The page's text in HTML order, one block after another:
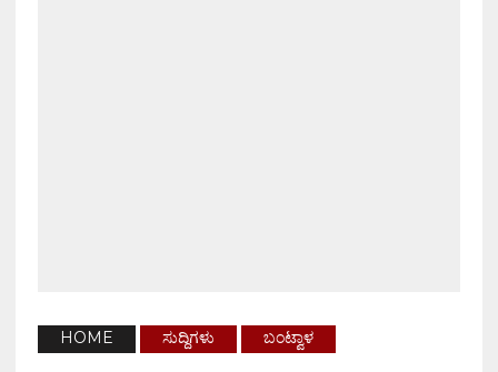
HOME ಸುದ್ದಿಗಳು ಬಂಟ್ವಾಳ